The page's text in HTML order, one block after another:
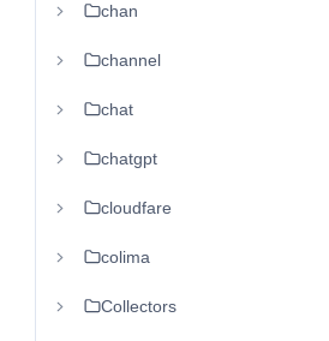
chan
channel
chat
chatgpt
cloudfare
colima
Collectors